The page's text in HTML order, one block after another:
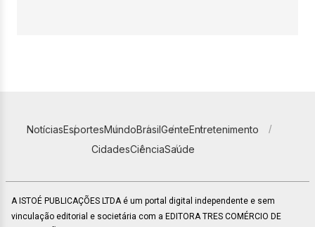
NotíciasEsportesMundoBrasilGenteEntretenimento
CidadesCiênciaSaúde
A ISTOÉ PUBLICAÇÕES LTDA é um portal digital independente e sem
vinculação editorial e societária com a EDITORA TRES COMÉRCIO DE